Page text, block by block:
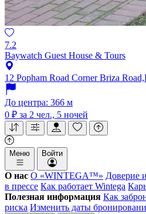
7.2
Baywatch Guest House & Tours
12 Popham Road Corner Briza
До центра: 366 м
0 ₽ за 2 чел., 5 ночей
Меню Войти
О нас О «WINTEGA™» Доверие
в прессе Как работает Wintega
Полезная информация Как
риска Изменить даты